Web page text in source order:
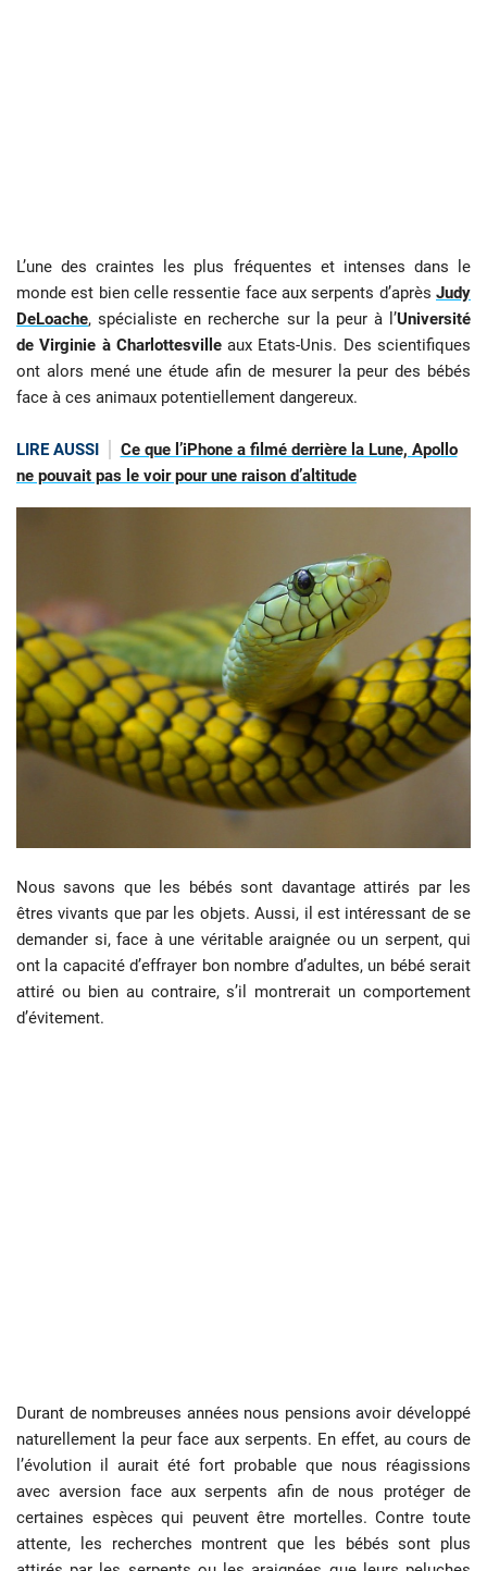
L’une des craintes les plus fréquentes et intenses dans le
monde est bien celle ressentie face aux serpents d’après Judy
DeLoache, spécialiste en recherche sur la peur à l’Université
de Virginie à Charlottesvilleaux Etats-Unis. Des scientifiques
ont alors mené une étude afin de mesurer la peur des bébés
face à ces animaux potentiellement dangereux.
LIRE AUSSI
Ce que l’iPhone a filmé derrière la Lune, Apollo
ne pouvait pas le voir pour une raison d’altitude
Nous savons que les bébés sont davantage attirés par les
êtres vivants que par les objets. Aussi, il est intéressant de se
demander si, face à une véritable araignée ou un serpent, qui
ont la capacité d’effrayer bon nombre d’adultes, un bébé serait
attiré ou bien au contraire, s’il montrerait un comportement
d’évitement.
Durant de nombreuses années nous pensions avoir développé
naturellement la peur face aux serpents. En effet, au cours de
l’évolution il aurait été fort probable que nous réagissions
avec aversion face aux serpents afin de nous protéger de
certaines espèces qui peuvent être mortelles. Contre toute
attente, les recherches montrent que les bébés sont plus